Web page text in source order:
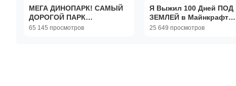
МЕГА ДИНОПАРК! САМЫЙ
ДОРОГОЙ ПАРК
ДИНОЗАВРОВ В ROBLOX
65 145 просмотров
Я Выжил 100 Дней ПОД
ЗЕМЛЕЙ в Майнкрафт
Хардкор
25 649 просмотров